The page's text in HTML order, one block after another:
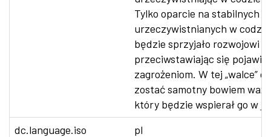
Tylko oparcie na stabilnych
urzeczywistnianych w
będzie sprzyjało rozwojowi
przeciwstawiając się
zagrożeniom. W tej „walce”
zostać samotny bowiem
który będzie wspierał go w
dc.language.iso
pl